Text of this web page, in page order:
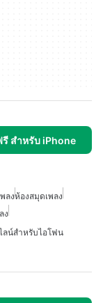
สำหรับ iPhone
ลงห้องสมุดเพลง
ง
ลน์สำหรับไอโฟน